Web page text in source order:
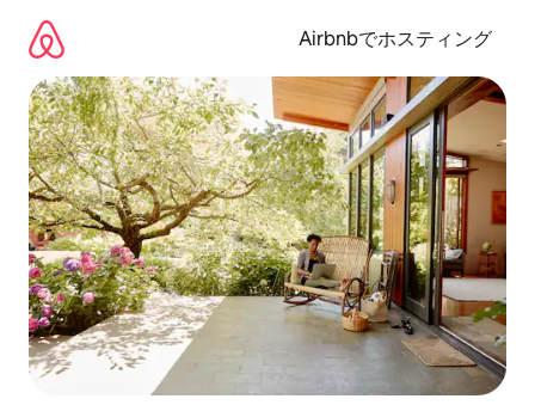
Airbnbでホスティング